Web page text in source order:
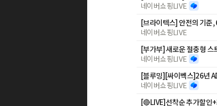
네이버쇼핑LIVE
[브라이텍스] 안전의 기준
네이버쇼핑LIVE
[부가부] 새로운 절충형 스
네이버쇼핑LIVE
네이버쇼핑LIVE